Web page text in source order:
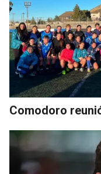
Comodoro